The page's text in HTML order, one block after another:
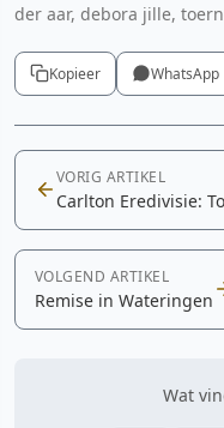
der aar, debora jille,
Kopieer WhatsApp
VORIG ARTIKEL
Carlton Eredivisie:
VOLGEND ARTIKEL
Remise in Wateringen
Wat